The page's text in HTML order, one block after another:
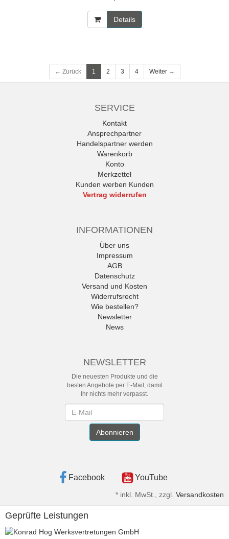
Details
← Zurück 1 2 3 4 Weiter →
SERVICE
Kontakt
Ansprechpartner
Handelspartner werden
Warenkorb
Konto
Merkzettel
Kunden werben Kunden
Vertrag widerrufen
INFORMATIONEN
Über uns
Impressum
AGB
Datenschutz
Versand und Kosten
Widerrufsrecht
Wie bestellen?
Newsletter
News
NEWSLETTER
Die neuesten Produkte und die
besten Angebote per E-Mail, damit
Ihr nichts mehr verpasst.
Abonnieren
Facebook YouTube
* inkl. MwSt., zzgl. Versandkosten
Geprüfte Leistungen